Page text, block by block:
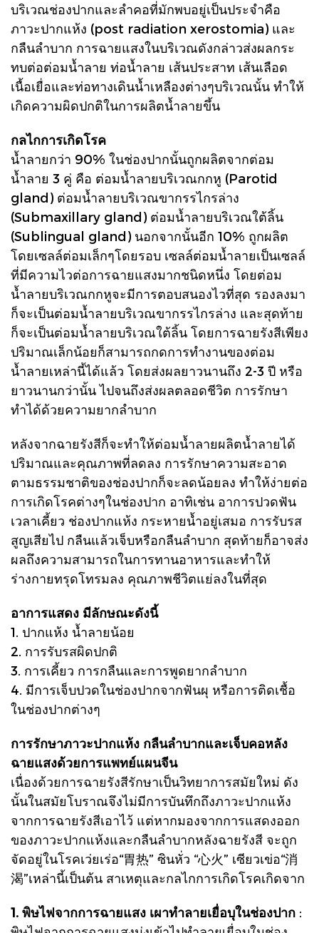
บริเวณช่องปากและลำคอที่มักพบอยู่เป็นประจำคือ
ภาวะปากแห้ง (post radiation xerostomia) และ
กลืนลำบาก การฉายแสงในบริเวณดังกล่าวส่งผลกระ
ทบต่อต่อมน้ำลาย ท่อน้ำลาย เส้นประสาท เส้นเลือด
เนื้อเยื่อและท่อทางเดินน้ำเหลืองต่างๆบริเวณนั้น ทำให้
เกิดความผิดปกติในการผลิตน้ำลายขึ้น
กลไกการเกิดโรค
น้ำลายกว่า 90% ในช่องปากนั้นถูกผลิตจากต่อม
น้ำลาย 3 คู่ คือ ต่อมน้ำลายบริเวณกกหู (Parotid
gland) ต่อมน้ำลายบริเวณขากรรไกรล่าง
(Submaxillary gland) ต่อมน้ำลายบริเวณใต้ลิ้น
(Sublingual gland) นอกจากนั้นอีก 10% ถูกผลิต
โดยเซลล์ต่อมเล็กๆโดยรอบ เซลล์ต่อมน้ำลายเป็นเซลล์
ที่มีความไวต่อการฉายแสงมากชนิดหนึ่ง โดยต่อม
น้ำลายบริเวณกกหูจะมีการตอบสนองไวที่สุด รองลงมา
ก็จะเป็นต่อมน้ำลายบริเวณขากรรไกรล่าง และสุดท้าย
ก็จะเป็นต่อมน้ำลายบริเวณใต้ลิ้น โดยการฉายรังสีเพียง
ปริมาณเล็กน้อยก็สามารถกดการทำงานของต่อม
น้ำลายเหล่านี้ได้แล้ว โดยส่งผลยาวนานถึง 2-3 ปี หรือ
ยาวนานกว่านั้น ไปจนถึงส่งผลตลอดชีวิต การรักษา
ทำได้ด้วยความยากลำบาก
หลังจากฉายรังสีก็จะทำให้ต่อมน้ำลายผลิตน้ำลายได้
ปริมาณและคุณภาพที่ลดลง การรักษาความสะอาด
ตามธรรมชาติของช่องปากก็จะลดน้อยลง ทำให้ง่ายต่อ
การเกิดโรคต่างๆในช่องปาก อาทิเช่น อาการปวดฟัน
เวลาเคี้ยว ช่องปากแห้ง กระหายน้ำอยู่เสมอ การรับรส
สูญเสียไป กลืนแล้วเจ็บหรือกลืนลำบาก สุดท้ายก็อาจส่ง
ผลถึงความสามารถในการทานอาหารและทำให้
ร่างกายทรุดโทรมลง คุณภาพชีวิตแย่ลงในที่สุด
อาการแสดง มีลักษณะดังนี้
1. ปากแห้ง น้ำลายน้อย
2. การรับรสผิดปกติ
3. การเคี้ยว การกลืนและการพูดยากลำบาก
4. มีการเจ็บปวดในช่องปากจากฟันผุ หรือการติดเชื้อ
ในช่องปากต่างๆ
การรักษาภาวะปากแห้ง กลืนลำบากและเจ็บคอหลัง
ฉายแสงด้วยการแพทย์แผนจีน
เนื่องด้วยการฉายรังสีรักษาเป็นวิทยาการสมัยใหม่ ดัง
นั้นในสมัยโบราณจึงไม่มีการบันทึกถึงภาวะปากแห้ง
จากการฉายรังสีเอาไว้ แต่หากมองจากการแสดงออก
ของภาวะปากแห้งและกลืนลำบากหลังฉายรังสี จะถูก
จัดอยู่ในโรคเว่ยเร่อ“胃热” ซินหั่ว “心火” เซียวเข่อ“消
渴”เหล่านี้เป็นต้น สาเหตุและกลไกการเกิดโรคเกิดจาก
1. พิษไฟจากการฉายแสง เผาทำลายเยื่อบุในช่องปาก :